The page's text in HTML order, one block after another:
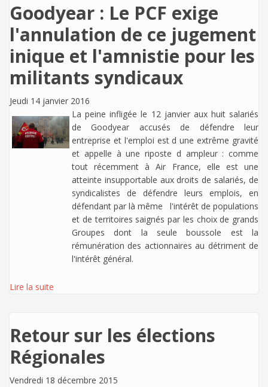
Goodyear : Le PCF exige
l'annulation de ce jugement
inique et l'amnistie pour les
militants syndicaux
Jeudi 14 janvier 2016
La peine infligée le 12 janvier aux huit salariés
de Goodyear accusés de défendre leur
entreprise et l'emploi est d une extrême gravité
et appelle à une riposte d ampleur : comme
tout récemment à Air France, elle est une
atteinte insupportable aux droits de salariés, de
syndicalistes de défendre leurs emplois, en
défendant par là même l'intérêt de populations
et de territoires saignés par les choix de grands
Groupes dont la seule boussole est la
rémunération des actionnaires au détriment de
l'intérêt général.
Lire la suite
Retour sur les élections
Régionales
Vendredi 18 décembre 2015